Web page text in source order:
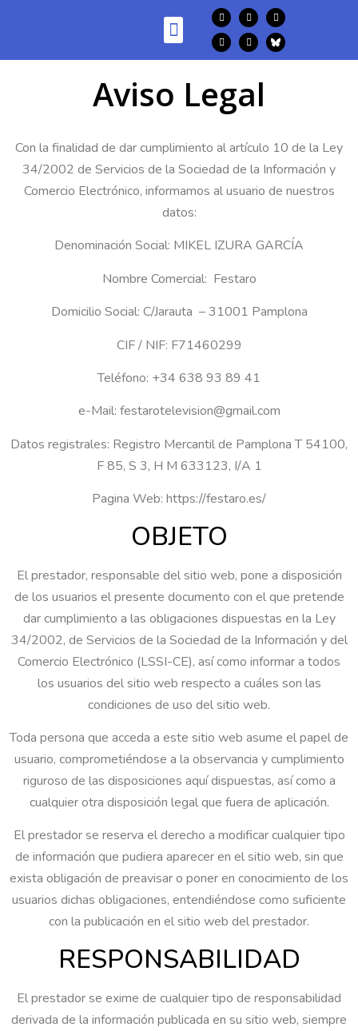
Aviso Legal
Con la finalidad de dar cumplimiento al artículo 10 de la Ley
34/2002 de Servicios de la Sociedad de la Información y
Comercio Electrónico, informamos al usuario de nuestros
datos:
Denominación Social: MIKEL IZURA GARCÍA
Nombre Comercial: Festaro
Domicilio Social: C/Jarauta – 31001 Pamplona
CIF / NIF: F71460299
Teléfono: +34 638 93 89 41
e-Mail: festarotelevision@gmail.com
Datos registrales: Registro Mercantil de Pamplona T 54100,
F 85, S 3, H M 633123, I/A 1
Pagina Web: https://festaro.es/
OBJETO
El prestador, responsable del sitio web, pone a disposición
de los usuarios el presente documento con el que pretende
dar cumplimiento a las obligaciones dispuestas en la Ley
34/2002, de Servicios de la Sociedad de la Información y del
Comercio Electrónico (LSSI-CE), así como informar a todos
los usuarios del sitio web respecto a cuáles son las
condiciones de uso del sitio web.
Toda persona que acceda a este sitio web asume el papel de
usuario, comprometiéndose a la observancia y cumplimiento
riguroso de las disposiciones aquí dispuestas, así como a
cualquier otra disposición legal que fuera de aplicación.
El prestador se reserva el derecho a modificar cualquier tipo
de información que pudiera aparecer en el sitio web, sin que
exista obligación de preavisar o poner en conocimiento de los
usuarios dichas obligaciones, entendiéndose como suficiente
con la publicación en el sitio web del prestador.
RESPONSABILIDAD
El prestador se exime de cualquier tipo de responsabilidad
derivada de la información publicada en su sitio web, siempre